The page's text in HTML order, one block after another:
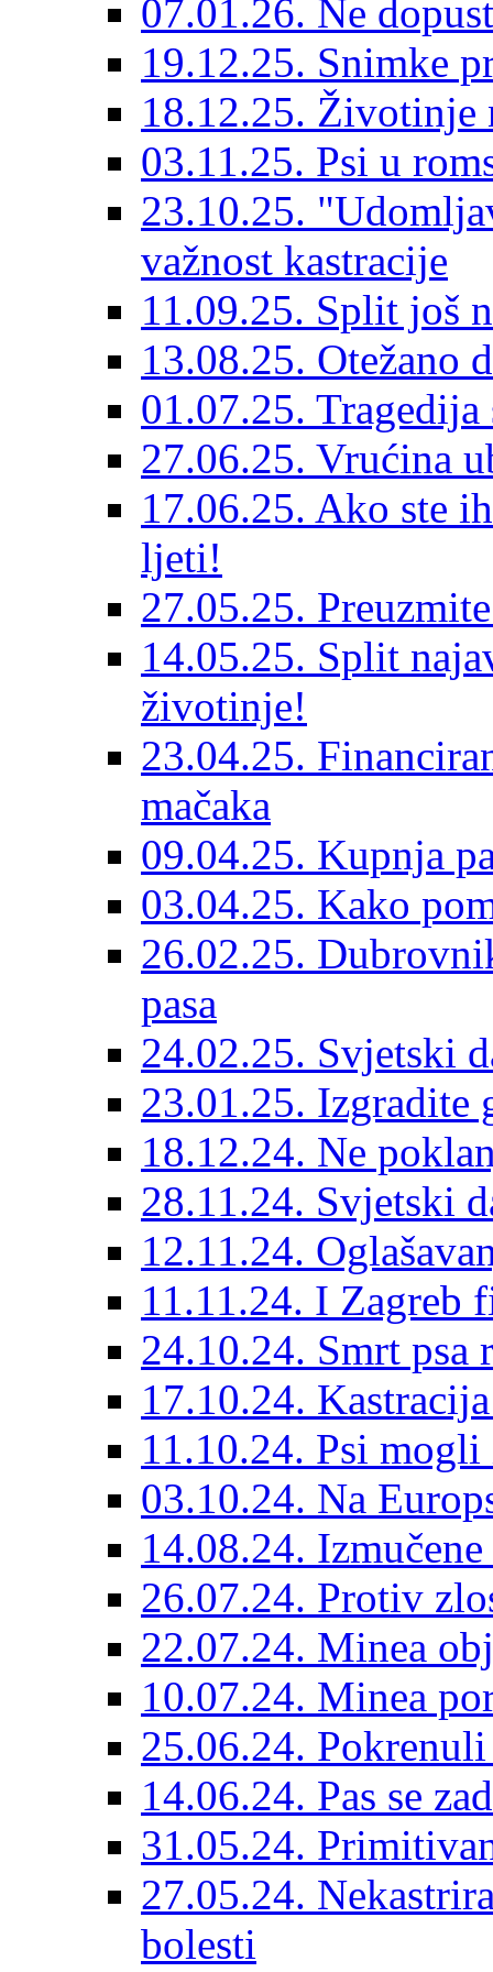
07.01.26. Ne
19.12.25. Snimke
18.12.25. Životinje
03.11.25. Psi u
23.10.25.
važnost kastracije
11.09.25. Split još
13.08.25. Otežano
01.07.25.
27.06.25. Vrućina
17.06.25. Ako ste
ljeti!
27.05.25.
14.05.25. Split
životinje!
23.04.25.
mačaka
09.04.25. Kupnja
03.04.25. Kako
26.02.25.
pasa
24.02.25. Svjetski
23.01.25. Izgradite
18.12.24. Ne
28.11.24. Svjetski
12.11.24.
11.11.24. I Zagreb
24.10.24. Smrt psa
17.10.24.
11.10.24. Psi
03.10.24. Na
14.08.24.
26.07.24. Protiv
22.07.24. Minea
10.07.24. Minea
25.06.24.
14.06.24. Pas se
31.05.24.
27.05.24.
bolesti